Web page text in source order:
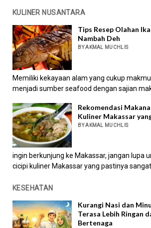
KULINER NUSANTARA
Tips Resep Olahan
Nambah Deh
BY AKMAL MUCHLIS
Memiliki kekayaan alam yang cukup
menjadi sumber seafood dengan sajian
Rekomendasi
Kuliner Makassar
BY AKMAL MUCHLIS
ingin berkunjung ke Makassar, jangan lupa
cicipi kuliner Makassar yang pastinya sangat
KESEHATAN
Kurangi Nasi dan
Terasa Lebih Ringan
Bertenaga